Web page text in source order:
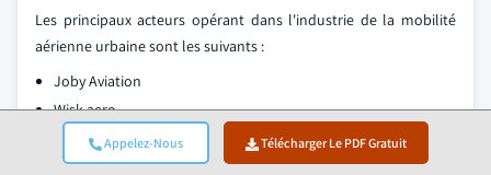
Appelez-Nous Télécharger Le PDF Gratuit
Les principaux acteurs opérant dans l'industrie de la mobilité
aérienne urbaine sont les suivants :
Joby Aviation
Wisk aero
Archer Aviation
Volocopter